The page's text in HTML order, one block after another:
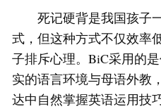
死记硬背是我国孩子
式，但这种方式不仅效率
子排斥心理。BiC采用的
实的语言环境与母语外教
达中自然掌握英语运用技